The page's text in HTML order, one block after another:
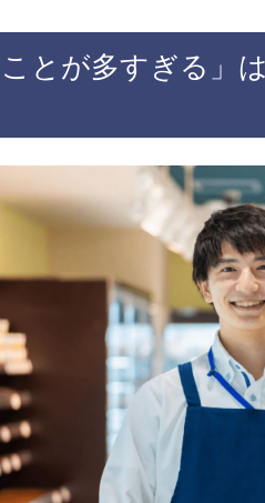
ことが多すぎる」